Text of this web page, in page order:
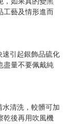
工藝及情形進而
速引起銀飾品硫化
盡量不要佩戴純
清洗，較髒可加
乾後再用吹風機